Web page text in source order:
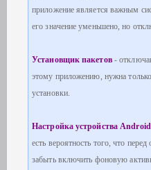
приложение является важным
его значение уменьшено, но
Установщик пакетов -
этому приложению, нужна
установки.
Настройка устройства Android
есть вероятность того, что
забыть включить фоновую